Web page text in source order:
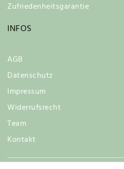
Zufriedenheitsgarantie
INFOS
AGB
Datenschutz
Impressum
Widerrufsrecht
Team
Kontakt